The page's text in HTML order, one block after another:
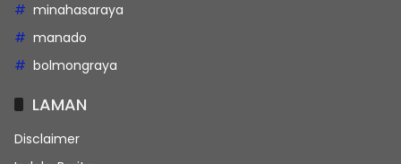
minahasaraya
manado
bolmongraya
LAMAN
Disclaimer